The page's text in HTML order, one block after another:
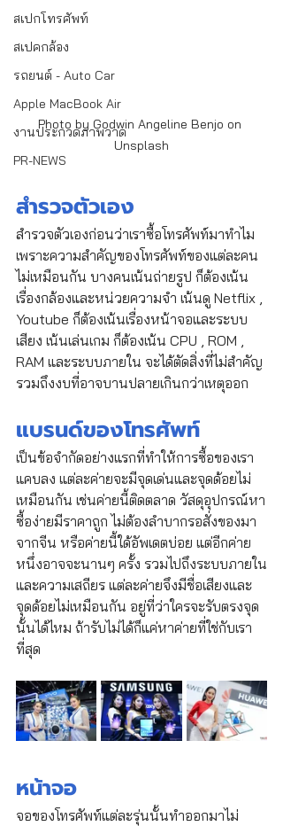
สเปกโทรศัพท์
สเปคกล้อง
รถยนต์ - Auto Car
Apple MacBook Air
งานประกวดภาพวาด
PR-NEWS
Photo by Godwin Angeline Benjo on
Unsplash
สำรวจตัวเอง
สำรวจตัวเองก่อนว่าเราซื้อโทรศัพท์มาทำไม
เพราะความสำคัญของโทรศัพท์ของแต่ละคน
ไม่เหมือนกัน บางคนเน้นถ่ายรูป ก็ต้องเน้น
เรื่องกล้องและหน่วยความจำ เน้นดู Netflix ,
Youtube ก็ต้องเน้นเรื่องหน้าจอและระบบ
เสียง เน้นเล่นเกม ก็ต้องเน้น CPU , ROM ,
RAM และระบบภายใน จะได้ตัดสิ่งที่ไม่สำคัญ
รวมถึงงบที่อาจบานปลายเกินกว่าเหตุออก
แบรนด์ของโทรศัพท์
เป็นข้อจำกัดอย่างแรกที่ทำให้การซื้อของเรา
แคบลง แต่ละค่ายจะมีจุดเด่นและจุดด้อยไม่
เหมือนกัน เช่นค่ายนี้ติดตลาด วัสดุอุปกรณ์หา
ซื้อง่ายมีราคาถูก ไม่ต้องลำบากรอสั่งของมา
จากจีน หรือค่ายนี้ใด้อัพเดตบ่อย แต่อีกค่าย
หนึ่งอาจจะนานๆ ครั้ง รวมไปถึงระบบภายใน
และความเสถียร แต่ละค่ายจึงมีชื่อเสียงและ
จุดด้อยไม่เหมือนกัน อยู่ที่ว่าใครจะรับตรงจุด
นั้นได้ไหม ถ้ารับไม่ได้ก็แค่หาค่ายที่ใช่กับเรา
ที่สุด
หน้าจอ
จอของโทรศัพท์แต่ละรุ่นนั้นทำออกมาไม่